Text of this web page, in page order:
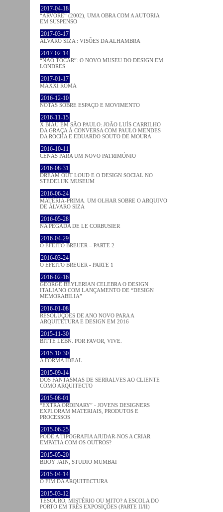
2017-04-18
“ÁRVORE” (2002), UMA OBRA COM A AUTORIA
EM SUSPENSO
2017-03-17
ÁLVARO SIZA : VISÕES DA ALHAMBRA
2017-02-14
“NÃO TOCAR”: O NOVO MUSEU DO DESIGN EM
LONDRES
2017-01-17
MAXXI ROMA
2016-12-10
NOTAS SOBRE ESPAÇO E MOVIMENTO
2016-11-15
X BIAU EM SÃO PAULO: JOÃO LUÍS CARRILHO
DA GRAÇA À CONVERSA COM PAULO MENDES
DA ROCHA E EDUARDO SOUTO DE MOURA
2016-10-11
CENAS PARA UM NOVO PATRIMÓNIO
2016-08-31
DREAM OUT LOUD E O DESIGN SOCIAL NO
STEDELIJK MUSEUM
2016-06-24
MATÉRIA-PRIMA. UM OLHAR SOBRE O ARQUIVO
DE ÁLVARO SIZA
2016-05-28
NA PEGADA DE LE CORBUSIER
2016-04-29
O EFEITO BREUER – PARTE 2
2016-03-24
O EFEITO BREUER - PARTE 1
2016-02-16
GEORGE BEYLERIAN CELEBRA O DESIGN
ITALIANO COM LANÇAMENTO DE “DESIGN
MEMORABILIA”
2016-01-08
RESOLUÇÕES DE ANO NOVO PARA A
ARQUITETURA E DESIGN EM 2016
2015-11-30
BITTE LEBN. POR FAVOR, VIVE.
2015-10-30
A FORMA IDEAL
2015-09-14
DOS FANTASMAS DE SERRALVES AO CLIENTE
COMO ARQUITECTO
2015-08-01
“EXTRA ORDINARY” - JOVENS DESIGNERS
EXPLORAM MATERIAIS, PRODUTOS E
PROCESSOS
2015-06-25
PODE A TIPOGRAFIA AJUDAR-NOS A CRIAR
EMPATIA COM OS OUTROS?
2015-05-20
BIJOY JAIN, STUDIO MUMBAI
2015-04-14
O FIM DA ARQUITECTURA
2015-03-12
TESOURO, MISTÉRIO OU MITO? A ESCOLA DO
PORTO EM TRÊS EXPOSIÇÕES (PARTE II/II)